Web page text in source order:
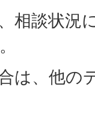
相談状況
は、他の